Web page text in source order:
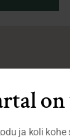
on
ja koli kohe